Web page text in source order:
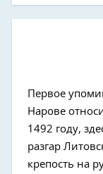
Первое
Нарове
1492 году,
разгар
крепость на